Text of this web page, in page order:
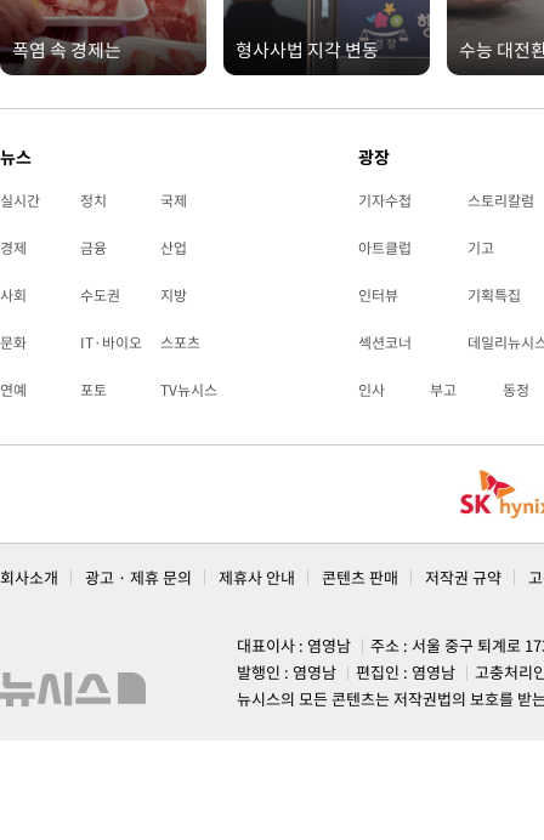
폭염 속 경제는 형사사법 지각 변동 수능 대전
뉴스
실시간 정치 국제
경제 금융 산업
사회 수도권 지방
문화 IT·바이오 스포츠
연예 포토 TV뉴시스
광장
기자수첩 스토리칼럼
아트클럽 기고
인터뷰 기획특집
섹션코너 데일리뉴시
인사 부고 동정
회사소개 광고 · 제휴 문의 제휴사 안내 콘텐츠 판매 저작권 규약
대표이사 : 염영남
주소 : 서울 중구 퇴계로
발행인 : 염영남
편집인 : 염영남
고충처리
뉴시스의 모든 콘텐츠는 저작권법의 보호를